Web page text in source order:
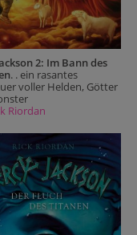
2: Im Bann des
. . ein rasantes
voller Helden, Götter
Riordan